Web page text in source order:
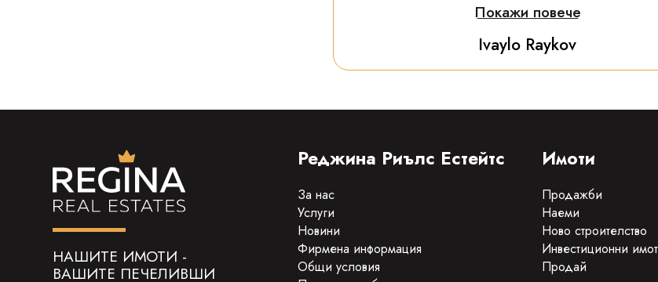
Покажи повече
Ivaylo Raykov
НАШИТЕ ИМОТИ -
ВАШИТЕ ПЕЧЕЛИВШИ
Реджина Риълс Естейтс
За нас
Услуги
Новини
Фирмена информация
Общи условия
Имоти
Продажби
Наеми
Ново строителство
Инвестиционни
Продай